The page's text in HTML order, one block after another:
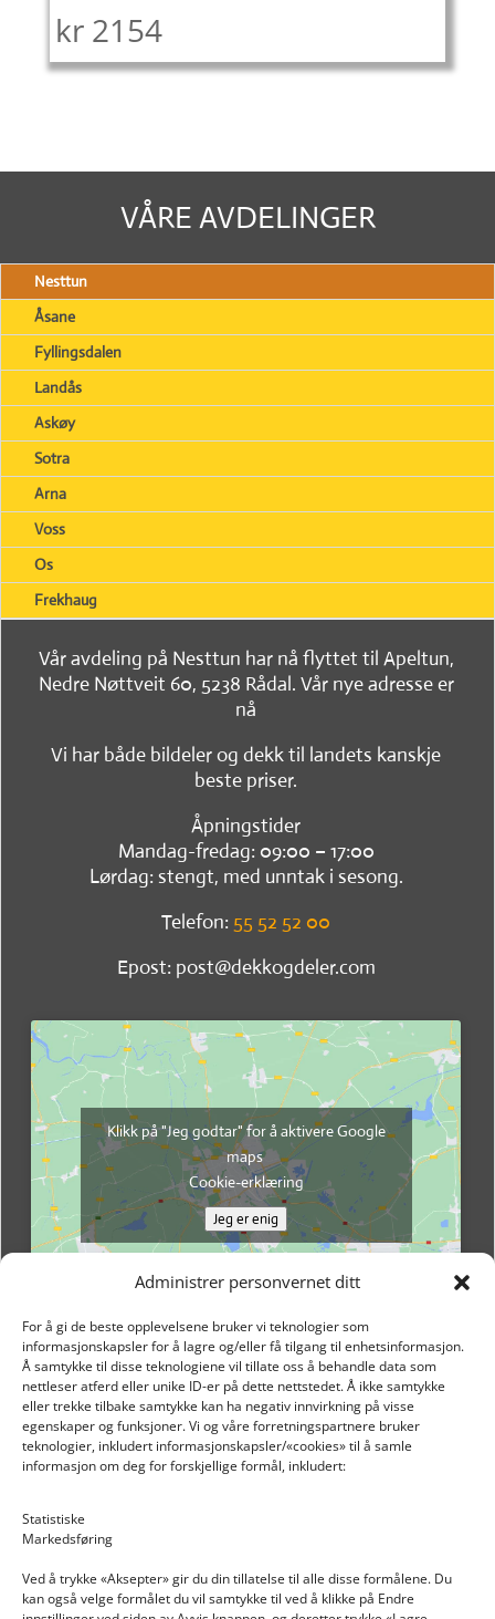
Administrer personvernet ditt
For å gi de beste opplevelsene bruker vi teknologier som
informasjonskapsler for å lagre og/eller få tilgang til enhetsinformasjon.
Å samtykke til disse teknologiene vil tillate oss å behandle data som
nettleser atferd eller unike ID-er på dette nettstedet. Å ikke samtykke
eller trekke tilbake samtykke kan ha negativ innvirkning på visse
egenskaper og funksjoner. Vi og våre forretningspartnere bruker
teknologier, inkludert informasjonskapsler/«cookies» til å samle
informasjon om deg for forskjellige formål, inkludert:
Statistiske
Markedsføring
Ved å trykke «Aksepter» gir du din tillatelse til alle disse formålene. Du
kan også velge formålet du vil samtykke til ved å klikke på Endre
kr 2154
VÅRE AVDELINGER
Nesttun
Åsane
Fyllingsdalen
Landås
Askøy
Sotra
Arna
Voss
Os
Frekhaug
Vår avdeling på Nesttun har nå flyttet til Apeltun,
Nedre Nøttveit 60, 5238 Rådal. Vår nye adresse er
nå
Vi har både bildeler og dekk til landets kanskje
beste priser.
Åpningstider
Mandag-fredag: 09:00 – 17:00
Lørdag: stengt, med unntak i sesong.
Telefon: 55 52 52 00
Epost: post@dekkogdeler.com
Klikk på "Jeg godtar" for å aktivere Google
maps
Cookie-erklæring
Jeg er enig